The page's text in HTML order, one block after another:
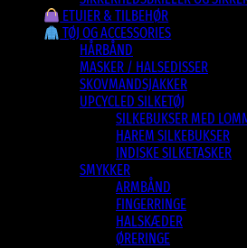
ETUIER & TILBEHØR
TØJ OG ACCESSORIES
HÅRBÅND
MASKER / HALSEDISSER
SKOVMANDSJAKKER
UPCYCLED SILKETØJ
SILKEBUKSER MED
HAREM SILKEBUKSER
INDISKE SILKETASKER
SMYKKER
ARMBÅND
FINGERRINGE
HALSKÆDER
ØRERINGE